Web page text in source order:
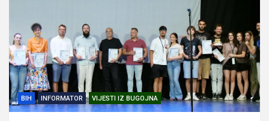
BIH INFORMATOR VIJESTI IZ BUGOJNA